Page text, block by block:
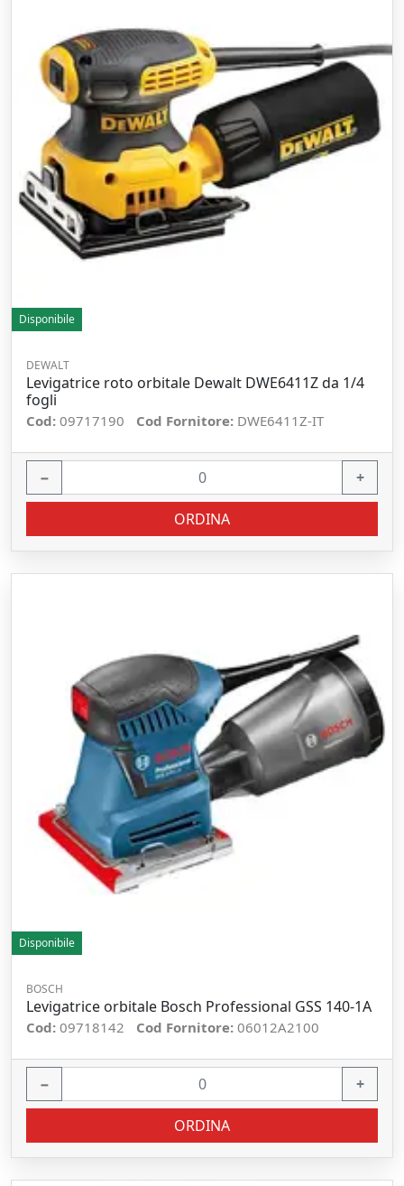
Disponibile
DEWALT
Levigatrice roto orbitale Dewalt DWE6411Z da 1/4
fogli
Cod: 09717190 Cod Fornitore: DWE6411Z-IT
− +
ORDINA
Disponibile
BOSCH
Levigatrice orbitale Bosch Professional GSS 140-1A
Cod: 09718142 Cod Fornitore: 06012A2100
− +
ORDINA